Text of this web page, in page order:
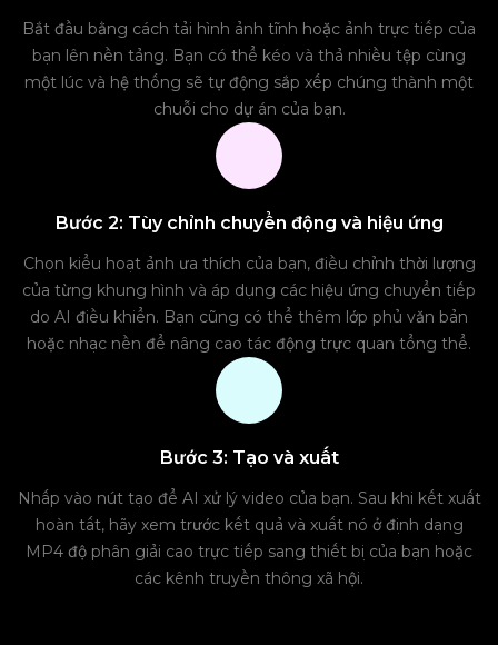
Bắt đầu bằng cách tải hình ảnh tĩnh hoặc ảnh trực tiếp của
bạn lên nền tảng. Bạn có thể kéo và thả nhiều tệp cùng
một lúc và hệ thống sẽ tự động sắp xếp chúng thành một
chuỗi cho dự án của bạn.
Bước 2: Tùy chỉnh chuyển động và hiệu ứng
Chọn kiểu hoạt ảnh ưa thích của bạn, điều chỉnh thời lượng
của từng khung hình và áp dụng các hiệu ứng chuyển tiếp
do AI điều khiển. Bạn cũng có thể thêm lớp phủ văn bản
hoặc nhạc nền để nâng cao tác động trực quan tổng thể.
Bước 3: Tạo và xuất
Nhấp vào nút tạo để AI xử lý video của bạn. Sau khi kết xuất
hoàn tất, hãy xem trước kết quả và xuất nó ở định dạng
MP4 độ phân giải cao trực tiếp sang thiết bị của bạn hoặc
các kênh truyền thông xã hội.